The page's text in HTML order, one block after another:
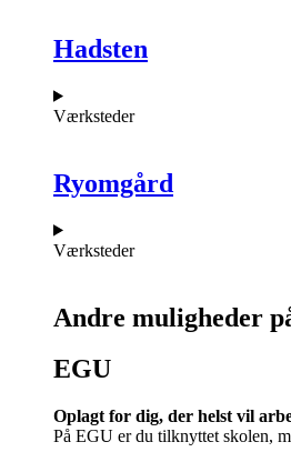
Hadsten
Værksteder
Ryomgård
Værksteder
Andre muligheder
EGU​
Oplagt for dig, der helst vil
På EGU er du tilknyttet skolen,